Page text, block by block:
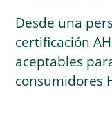
Desde una
certificación
aceptables
consumidores